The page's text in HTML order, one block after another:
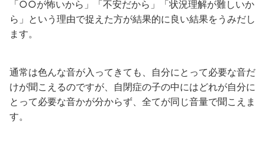
「○○が怖いから」「不安だから」「状況理解が難しいか
ら」という理由で捉えた方が結果的に良い結果をうみだし
ます。
通常は色んな音が入ってきても、自分にとって必要な音だ
けが聞こえるのですが、自閉症の子の中にはどれが自分に
とって必要な音かが分からず、全てが同じ音量で聞こえま
す。